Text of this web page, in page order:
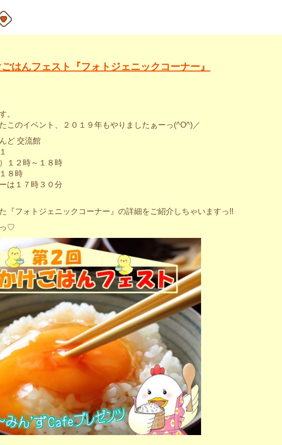
はんフェスト『フォトジェニックコーナー』
。
このイベント、２０１９年もやりましたぁーっ(^O^)／
ど 交流館
１２時～１８時
８時
は１７時３０分
『フォトジェニックコーナー』の詳細をご紹介しちゃいますっ!!
っ♡